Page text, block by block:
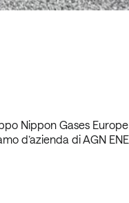
Nippon Gases
d’azienda di AGN